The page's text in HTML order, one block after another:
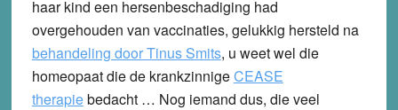
haar kind een hersenbeschadiging had
overgehouden van vaccinaties, gelukkig hersteld na
behandeling door Tinus Smits, u weet wel die
homeopaat die de krankzinnigeCEASE
therapiebedacht … Nog iemand dus, die veel